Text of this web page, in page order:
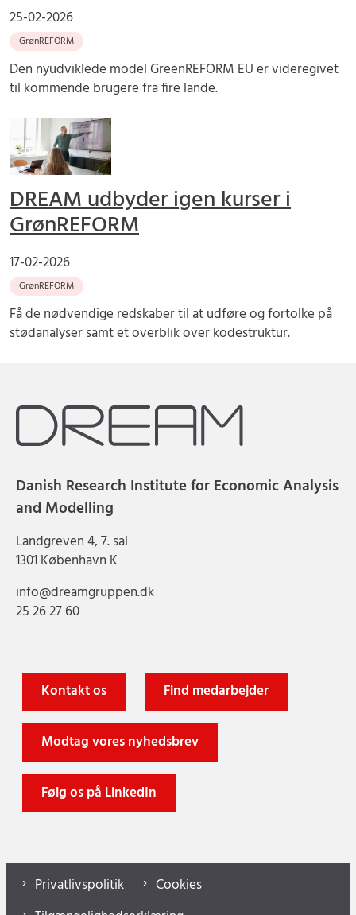
25-02-2026
GrønREFORM
Den nyudviklede model GreenREFORM EU er videregivet
til kommende brugere fra fire lande.
DREAM udbyder igen kurser i
GrønREFORM
17-02-2026
GrønREFORM
Få de nødvendige redskaber til at udføre og fortolke på
stødanalyser samt et overblik over kodestruktur.
Danish Research Institute for Economic Analysis
and Modelling
Landgreven 4, 7. sal
1301 København K
info@dreamgruppen.dk
25 26 27 60
Kontakt os Find medarbejder
Modtag vores nyhedsbrev
Følg os på LinkedIn
Privatlivspolitik
Cookies